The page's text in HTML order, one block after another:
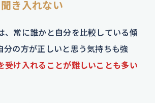
き入れない
、常に誰かと自分を比較している傾
分の方が正しいと思う気持ちも強
受け入れることが難しいことも多い